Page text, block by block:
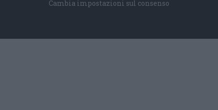
Cambia impostazioni sul consenso